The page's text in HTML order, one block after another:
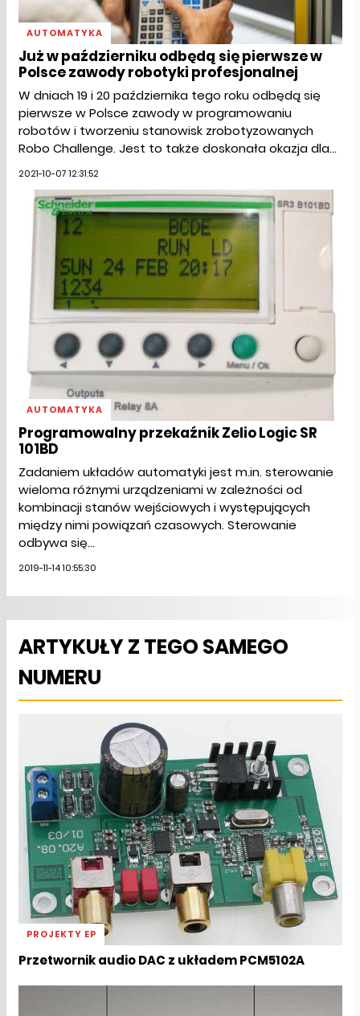
AUTOMATYKA
Już w październiku odbędą się pierwsze w
Polsce zawody robotyki profesjonalnej
W dniach 19 i 20 października tego roku odbędą się
pierwsze w Polsce zawody w programowaniu
robotów i tworzeniu stanowisk zrobotyzowanych
Robo Challenge. Jest to także doskonała okazja dla...
2021-10-07 12:31:52
AUTOMATYKA
Programowalny przekaźnik Zelio Logic SR
101BD
Zadaniem układów automatyki jest m.in. sterowanie
wieloma różnymi urządzeniami w zależności od
kombinacji stanów wejściowych i występujących
między nimi powiązań czasowych. Sterowanie
odbywa się...
2019-11-14 10:55:30
ARTYKUŁY Z TEGO SAMEGO
NUMERU
PROJEKTY EP
Przetwornik audio DAC z układem PCM5102A